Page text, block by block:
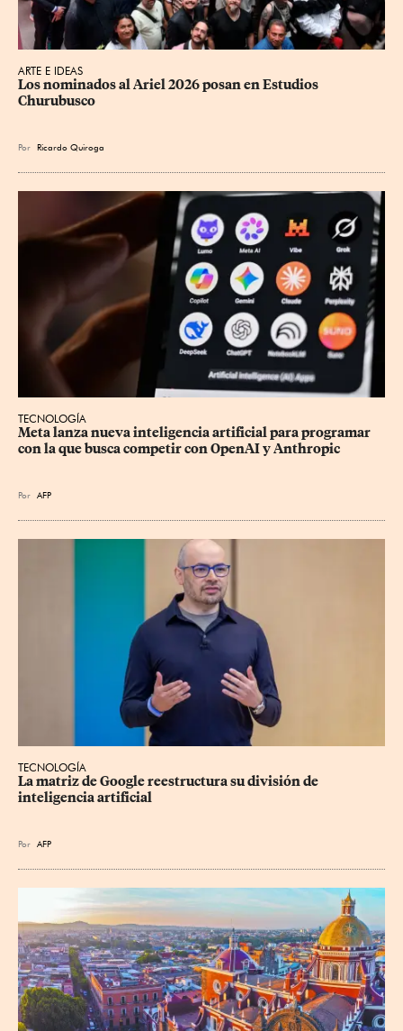
ARTE E IDEAS
Los nominados al Ariel 2026 posan en Estudios
Churubusco
Por Ricardo Quiroga
TECNOLOGÍA
Meta lanza nueva inteligencia artificial para programar
con la que busca competir con OpenAI y Anthropic
Por AFP
TECNOLOGÍA
La matriz de Google reestructura su división de
inteligencia artificial
Por AFP